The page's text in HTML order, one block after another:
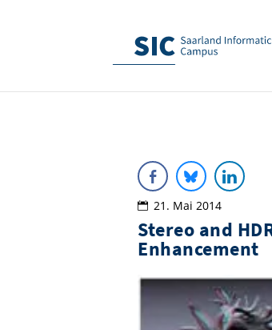
21. Mai 2014
Stereo and
Enhancement